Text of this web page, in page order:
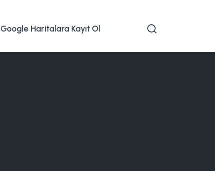
Google Haritalara Kayıt Ol